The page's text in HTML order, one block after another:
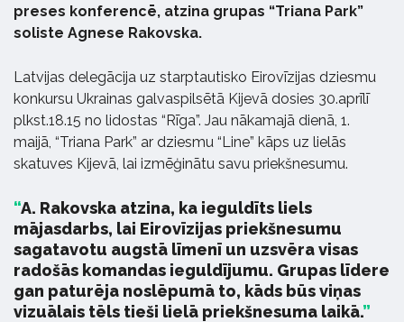
preses konferencē, atzina grupas “Triana Park”
soliste Agnese Rakovska.
Latvijas delegācija uz starptautisko Eirovīzijas dziesmu
konkursu Ukrainas galvaspilsētā Kijevā dosies 30.aprīlī
plkst.18.15 no lidostas “Rīga”. Jau nākamajā dienā, 1.
maijā, “Triana Park” ar dziesmu “Line” kāps uz lielās
skatuves Kijevā, lai izmēģinātu savu priekšnesumu.
A. Rakovska atzina, ka ieguldīts liels
mājasdarbs, lai Eirovīzijas priekšnesumu
sagatavotu augstā līmenī un uzsvēra visas
radošās komandas ieguldījumu. Grupas līdere
gan paturēja noslēpumā to, kāds būs viņas
vizuālais tēls tieši lielā priekšnesuma laikā.